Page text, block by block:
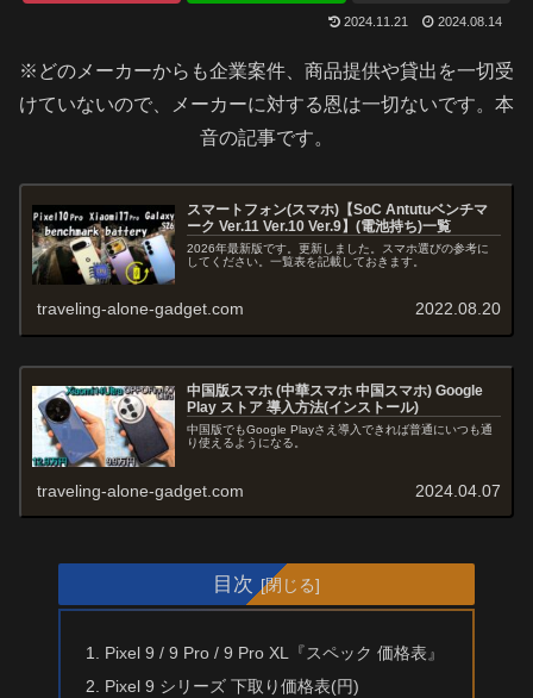
2024.11.21 2024.08.14
※どのメーカーからも企業案件、商品提供や貸出を一切受
けていないので、メーカーに対する恩は一切ないです。本
音の記事です。
スマートフォン(スマホ)【SoC Antutuベンチマ
ーク Ver.11 Ver.10 Ver.9】(電池持ち)一覧
2026年最新版です。更新しました。スマホ選びの参考に
してください。一覧表を記載しておきます。
traveling-alone-gadget.com 2022.08.20
中国版スマホ (中華スマホ 中国スマホ) Google
Play ストア 導入方法(インストール)
中国版でもGoogle Playさえ導入できれば普通にいつも通
り使えるようになる。
traveling-alone-gadget.com 2024.04.07
目次
Pixel 9 / 9 Pro / 9 Pro XL『スペック 価格表』
Pixel 9 シリーズ 下取り価格表(円)